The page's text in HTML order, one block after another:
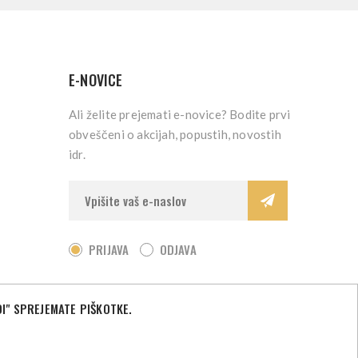
E-NOVICE
Ali želite prejemati e-novice? Bodite prvi
obveščeni o akcijah, popustih, novostih
idr.
PRIJAVA ODJAVA
SPREJEMATE PIŠKOTKE.